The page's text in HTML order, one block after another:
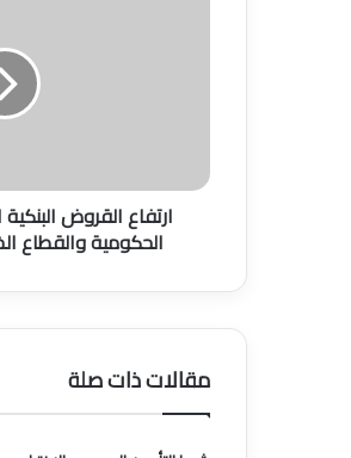
ق
ا
ك
ي
ارتفاع القروض
الحكومية والقطاع الخاص 1%
مقالات ذات صلة